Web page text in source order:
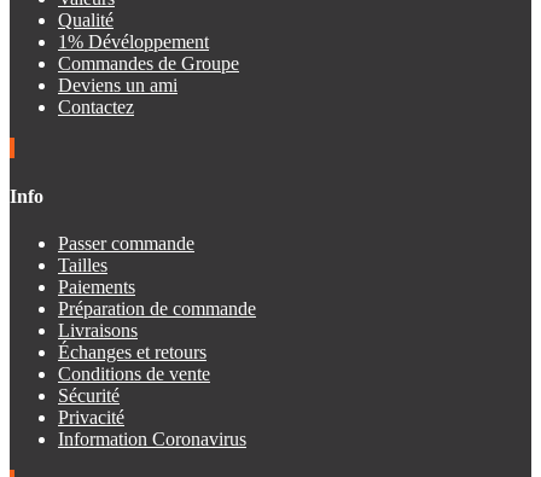
Qualité
1% Dévéloppement
Commandes de Groupe
Deviens un ami
Contactez
Info
Passer commande
Tailles
Paiements
Préparation de commande
Livraisons
Échanges et retours
Conditions de vente
Sécurité
Privacité
Information Coronavirus